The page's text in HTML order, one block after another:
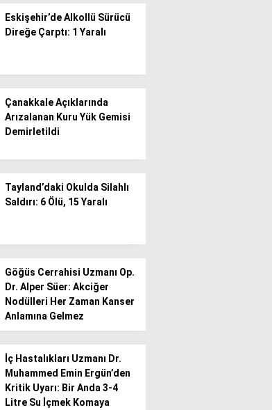
Eskişehir’de Alkollü Sürücü
Direğe Çarptı: 1 Yaralı
Çanakkale Açıklarında
Arızalanan Kuru Yük Gemisi
Demirletildi
Tayland’daki Okulda Silahlı
Saldırı: 6 Ölü, 15 Yaralı
Göğüs Cerrahisi Uzmanı Op.
Dr. Alper Süer: Akciğer
Nodülleri Her Zaman Kanser
Anlamına Gelmez
İç Hastalıkları Uzmanı Dr.
Muhammed Emin Ergün’den
Kritik Uyarı: Bir Anda 3-4
Litre Su İçmek Komaya